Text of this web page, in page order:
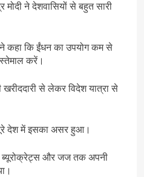
मोदी ने देशवासियों से बहुत सारी
कहा कि ईंधन का उपयोग कम से
करें।
से लेकर विदेश यात्रा से
देश में इसका असर हुआ।
ब्यूरोक्रेट्स और जज तक अपनी